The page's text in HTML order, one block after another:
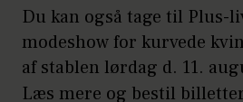
Du kan også tage til Plus-
modeshow for kurvede
af stablen lørdag d. 11.
Læs mere og bestil